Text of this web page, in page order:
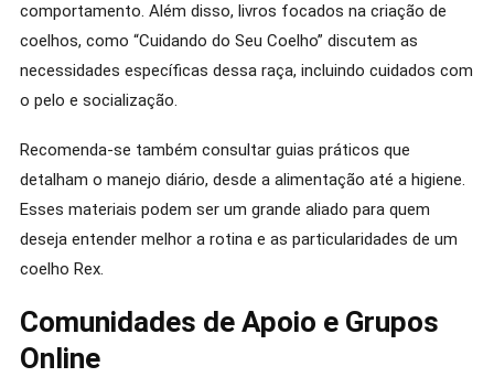
comportamento. Além disso, livros focados na criação de
coelhos, como “Cuidando do Seu Coelho” discutem as
necessidades específicas dessa raça, incluindo cuidados com
o pelo e socialização.
Recomenda-se também consultar guias práticos que
detalham o manejo diário, desde a alimentação até a higiene.
Esses materiais podem ser um grande aliado para quem
deseja entender melhor a rotina e as particularidades de um
coelho Rex.
Comunidades de Apoio e Grupos
Online